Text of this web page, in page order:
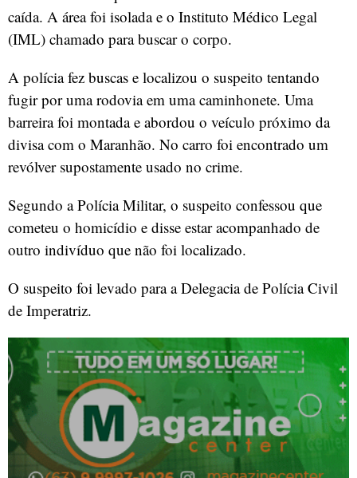
caída. A área foi isolada e o Instituto Médico Legal
(IML) chamado para buscar o corpo.
A polícia fez buscas e localizou o suspeito tentando
fugir por uma rodovia em uma caminhonete. Uma
barreira foi montada e abordou o veículo próximo da
divisa com o Maranhão. No carro foi encontrado um
revólver supostamente usado no crime.
Segundo a Polícia Militar, o suspeito confessou que
cometeu o homicídio e disse estar acompanhado de
outro indivíduo que não foi localizado.
O suspeito foi levado para a Delegacia de Polícia Civil
de Imperatriz.